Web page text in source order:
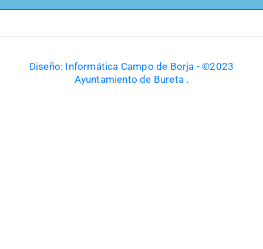
Diseño: Informática Campo de Borja - ©2023
Ayuntamiento de Bureta .